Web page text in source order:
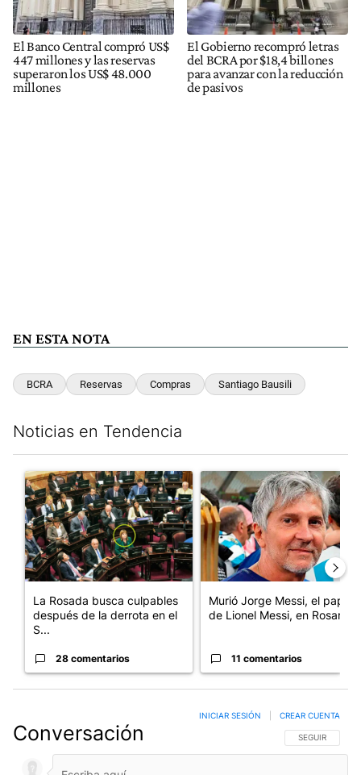
El Banco Central compró US$
447 millones y las reservas
superaron los US$ 48.000
millones
El Gobierno recompró letras
del BCRA por $18,4 billones
para avanzar con la reducción
de pasivos
EN ESTA NOTA
BCRA Reservas Compras Santiago Bausili
Noticias en Tendencia
Un artículo de tendencia con el título "La Rosada busca
La Rosada busca culpables
después de la derrota en el
S...
28 comentarios
Un artículo de tendencia con
Murió Jorge Messi, el papá
de Lionel Messi, en Rosario
11 comentarios
Conversación SIGA ESTA
SEGUIR
INICIAR SESIÓN CREAR CUENTA